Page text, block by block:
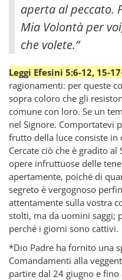
aperta al peccato.
Mia Volontà per
che volete.”
Leggi Efesini 5:6-12, 15-
ragionamenti: per queste
sopra coloro che gli
comune con loro. Se un
nel Signore. Comportatevi
frutto della luce consiste in
Cercate ciò che è gradito
opere infruttuose delle
apertamente, poiché di
segreto è vergognoso
attentamente sulla vostra
stolti, ma da uomini saggi;
perché i giorni sono cattivi.
*Dio Padre ha fornito una
Comandamenti alla
partire dal 24 giugno e